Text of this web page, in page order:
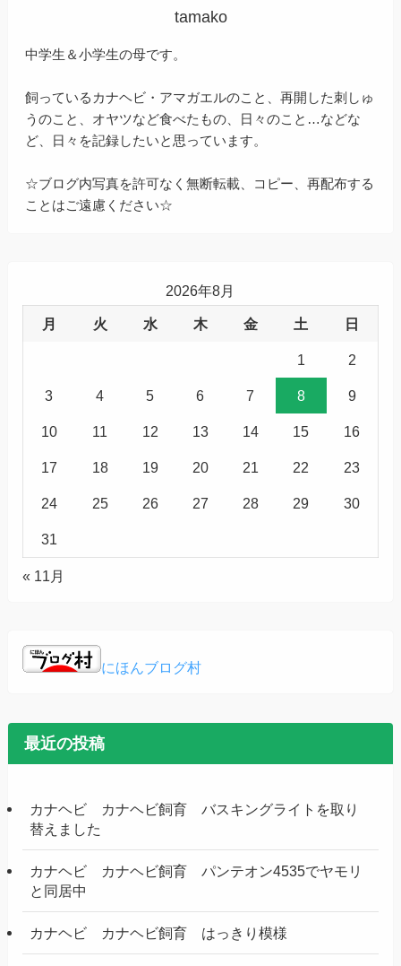
tamako
中学生＆小学生の母です。
飼っているカナヘビ・アマガエルのこと、再開した刺しゅ
うのこと、オヤツなど食べたもの、日々のこと…などな
ど、日々を記録したいと思っています。
☆ブログ内写真を許可なく無断転載、コピー、再配布する
ことはご遠慮ください☆
2026年8月
月 火 水 木 金 土 日
1 2
3 4 5 6 7 8 9
10 11 12 13 14 15 16
17 18 19 20 21 22 23
24 25 26 27 28 29 30
31
« 11月
にほんブログ村
最近の投稿
カナヘビ カナヘビ飼育 バスキングライトを取り
替えました
カナヘビ カナヘビ飼育 パンテオン4535でヤモリ
と同居中
カナヘビ カナヘビ飼育 はっきり模様